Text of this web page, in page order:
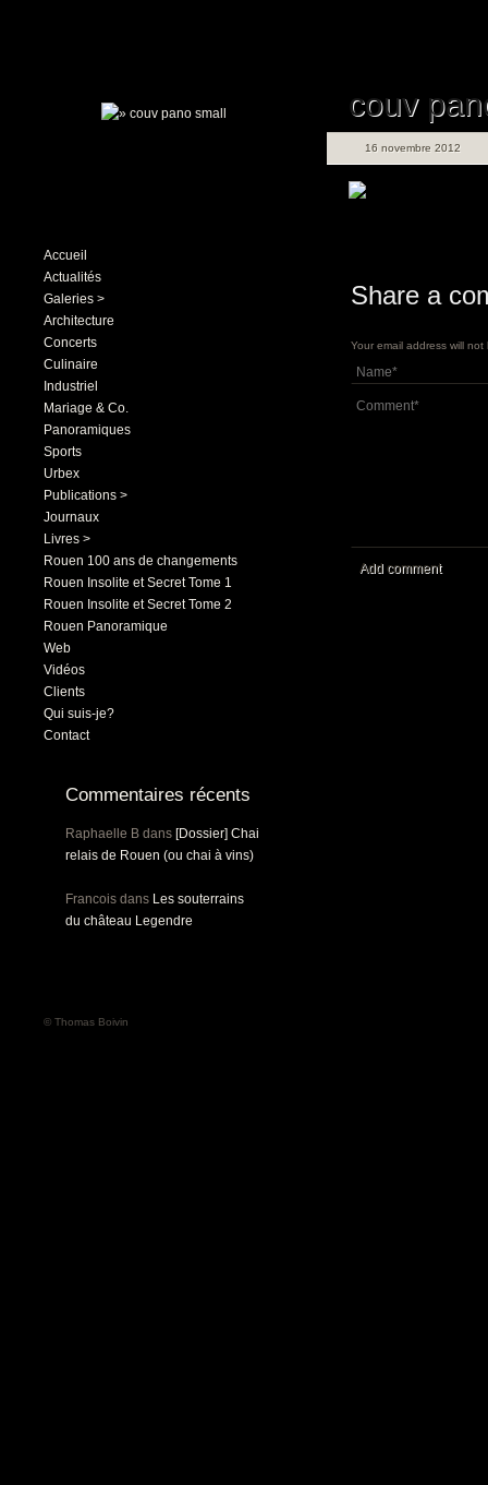
Accueil
Actualités
Galeries >
Architecture
Concerts
Culinaire
Industriel
Mariage & Co.
Panoramiques
Sports
Urbex
Publications >
Journaux
Livres >
Rouen 100 ans de changements
Rouen Insolite et Secret Tome 1
Rouen Insolite et Secret Tome 2
Rouen Panoramique
Web
Vidéos
Clients
Qui suis-je?
Contact
Commentaires récents
Raphaelle B dans [Dossier] Chai
relais de Rouen (ou chai à vins)
Francois dans Les souterrains
du château Legendre
couv
16 novembre 2012
Share a
Your email address will
Add comment
© Thomas Boivin